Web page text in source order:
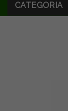
CATEGORIA